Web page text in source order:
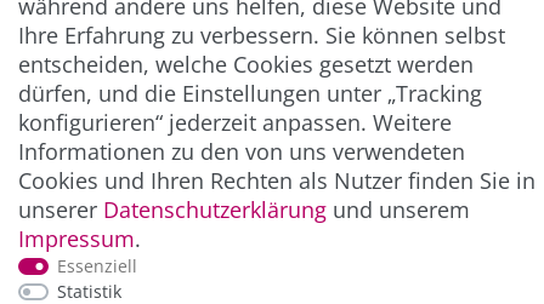
INFORMATION
NEWSLETTER
ZAHLUNG & VERSAND
während andere uns helfen, diese Website und
Ihre Erfahrung zu verbessern. Sie können selbst
entscheiden, welche Cookies gesetzt werden
dürfen, und die Einstellungen unter „Tracking
konfigurieren“ jederzeit anpassen. Weitere
Informationen zu den von uns verwendeten
Cookies und Ihren Rechten als Nutzer finden Sie in
unserer Daten­schutz­erklärung und unserem
Impressum.
Essenziell
Statistik